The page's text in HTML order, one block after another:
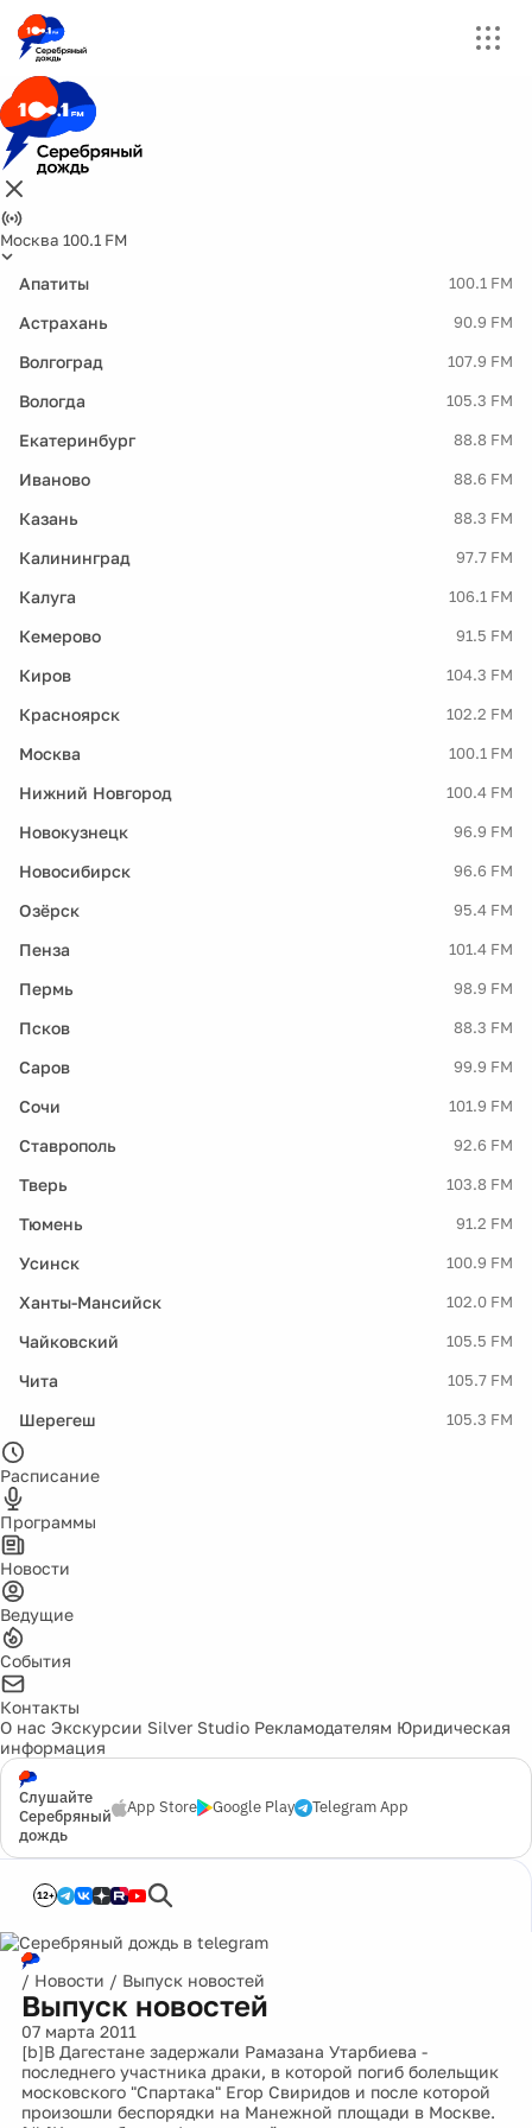
Москва 100.1 FM
Апатиты 100.1 FM
Астрахань 90.9 FM
Волгоград 107.9 FM
Вологда 105.3 FM
Екатеринбург 88.8 FM
Иваново 88.6 FM
Казань 88.3 FM
Калининград 97.7 FM
Калуга 106.1 FM
Кемерово 91.5 FM
Киров 104.3 FM
Красноярск 102.2 FM
Москва 100.1 FM
Нижний Новгород 100.4 FM
Новокузнецк 96.9 FM
Новосибирск 96.6 FM
Озёрск 95.4 FM
Пенза 101.4 FM
Пермь 98.9 FM
Псков 88.3 FM
Саров 99.9 FM
Сочи 101.9 FM
Ставрополь 92.6 FM
Тверь 103.8 FM
Тюмень 91.2 FM
Усинск 100.9 FM
Ханты-Мансийск 102.0 FM
Чайковский 105.5 FM
Чита 105.7 FM
Шерегеш 105.3 FM
Расписание
Программы
Новости
Ведущие
События
Контакты
О нас Экскурсии Silver Studio Рекламодателям Юридическая
информация
Слушайте
Серебряный
дождь
App Store Google Play Telegram App
12+
/ Новости / Выпуск новостей
Выпуск новостей
07 марта 2011
[b]В Дагестане задержали Рамазана Утарбиева -
последнего участника драки, в которой погиб болельщик
московского "Спартака" Егор Свиридов и после которой
произошли беспорядки на Манежной площади в Москве.